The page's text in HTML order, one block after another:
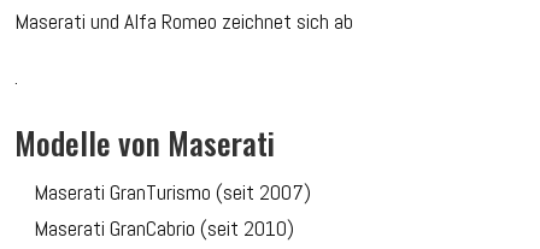
Maserati und Alfa Romeo zeichnet sich ab
.
Modelle von Maserati
Maserati GranTurismo (seit 2007)
Maserati GranCabrio (seit 2010)